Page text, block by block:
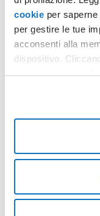
cookie per
per gestire le tue
acconsenti alla
dispositivo.
memorizzazione
Microsoft ha
informazioni
perché il fattore